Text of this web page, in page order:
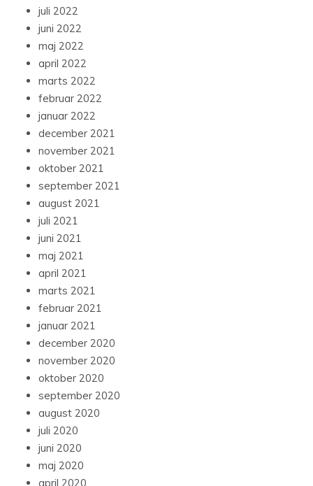
juli 2022
juni 2022
maj 2022
april 2022
marts 2022
februar 2022
januar 2022
december 2021
november 2021
oktober 2021
september 2021
august 2021
juli 2021
juni 2021
maj 2021
april 2021
marts 2021
februar 2021
januar 2021
december 2020
november 2020
oktober 2020
september 2020
august 2020
juli 2020
juni 2020
maj 2020
april 2020